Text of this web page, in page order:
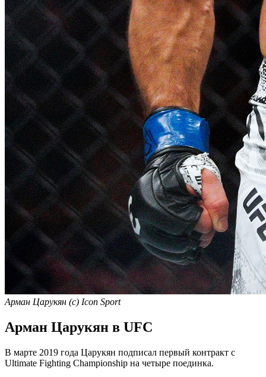
Арман Царукян (с) Icon Sport
Арман Царукян в UFC
В марте 2019 года Царукян подписал первый контракт с
Ultimate Fighting Championship на четыре поединка.